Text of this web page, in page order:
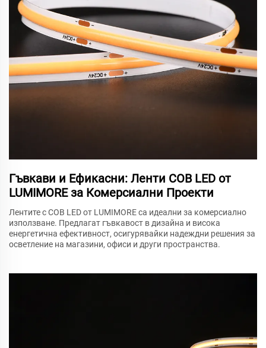
Гъвкави и Ефикасни: Ленти COB LED от
LUMIMORE за Комерсиални Проекти
Лентите с COB LED от LUMIMORE са идеални за комерсиално
използване. Предлагат гъвкавост в дизайна и висока
енергетична ефективност, осигурявайки надеждни решения за
осветление на магазини, офиси и други пространства.